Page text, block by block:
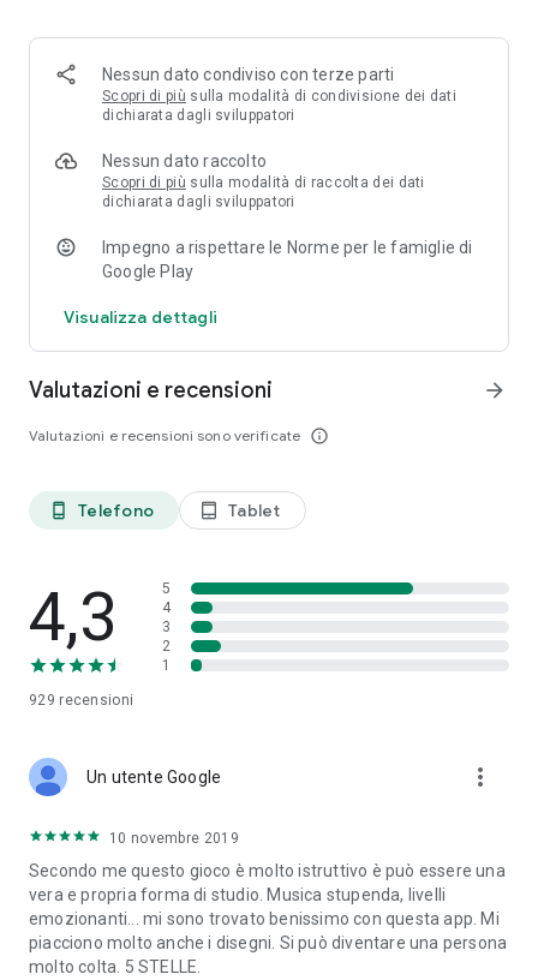
Nessun dato condiviso con terze parti
Scopri di più sulla modalità di condivisione dei dati
dichiarata dagli sviluppatori
Nessun dato raccolto
Scopri di più sulla modalità di raccolta dei dati
dichiarata dagli sviluppatori
Impegno a rispettare le Norme per le famiglie di
Google Play
Visualizza dettagli
Valutazioni e recensioni
Valutazioni e recensioni sono verificate info_outline
arrow_forward
phone_android Telefono tablet_android Tablet
4,3
929 recensioni
5
4
3
2
1
Un utente Google more_vert
10 novembre 2019
Secondo me questo gioco è molto istruttivo è può essere una
vera e propria forma di studio. Musica stupenda, livelli
emozionanti... mi sono trovato benissimo con questa app. Mi
piacciono molto anche i disegni. Si può diventare una persona
molto colta. 5 STELLE.